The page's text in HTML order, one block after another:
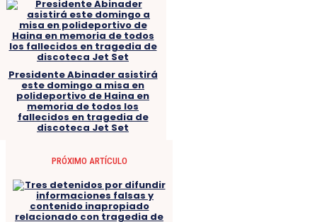
Presidente Abinader asistirá
este domingo a misa en
polideportivo de Haina en
memoria de todos los
fallecidos en tragedia de
discoteca Jet Set
PRÓXIMO ARTÍCULO